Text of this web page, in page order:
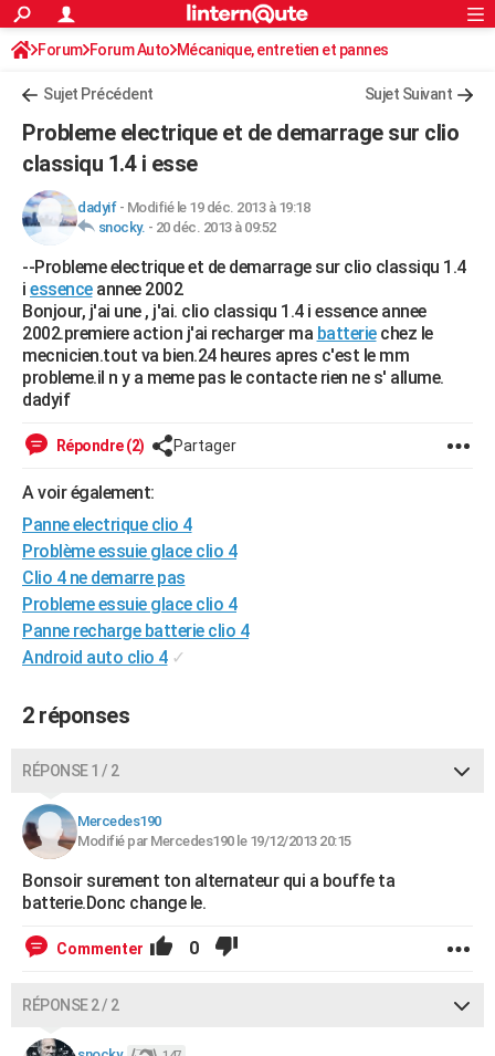
ACTUALITÉS
Politique
Société
Faits Divers
Education
Monde
Villes
+
Programme TV
Streaming
Cinéma
Sorties cinéma
Musique
FINANCE
Retraite
Impôts
Epargne
Immobilier
Risques naturels par ville
Banque
Assurance
Crédit
AUTO
Essais
Réserver un essai
Citadines
Berlines
SUV
Forum auto
HIGH-TECH
Mobiles
Meilleur smartphone
Internet
Ordinateurs
Jeux vidéo
Guide high-tech
+BRICOLAGE
Forum
Aménagement intérieur
Extérieur
Cuisine
Salle de bains
Jardinage
Rangement
WEEK-END
Guides de France
Escapades
Patrimoine
Expositions
Musées
Week-end nature
LIFESTYLE
SANTE
Destinations
City break
Voyage nature
Voyage de noces
Forum
Climat
+PHOTO
GUIDES D'ACHAT
BONS PLANS
CARTE DE VOEUX
S'inscrire
Se connecter
Lycées
Collèges
Primaires
Universités
Entreprises
Service militaire
Avis de recherche
AVIS DE DÉCÈS
FORUM
Rechercher
S'inscrire
Connexion
Forum Forum Auto Mécanique, entretien et pannes
Sujet Précédent Sujet Suivant
Probleme electrique et de demarrage sur clio
classiqu 1.4 i esse
dadyif- Modifié le 19 déc. 2013 à 19:18
snocky. - 20 déc. 2013 à 09:52
--Probleme electrique et de demarrage sur clio classiqu 1.4
i essenceannee 2002
Bonjour, j'ai une , j'ai. clio classiqu 1.4 i essence annee
2002.premiere action j'ai recharger ma batteriechez le
mecnicien.tout va bien.24 heures apres c'est le mm
probleme.il n y a meme pas le contacte rien ne s' allume.
dadyif
Répondre (2) Partager
A voir également:
Panne electrique clio 4
Problème essuie glace clio 4
Clio 4 ne demarre pas
Probleme essuie glace clio 4
Panne recharge batterie clio 4
Android auto clio 4 ✓
2 réponses
RÉPONSE 1 / 2
Mercedes190
Modifié par Mercedes190 le 19/12/2013 20:15
Bonsoir surement ton alternateur qui a bouffe ta
batterie.Donc change le.
Commenter 0
RÉPONSE 2 / 2